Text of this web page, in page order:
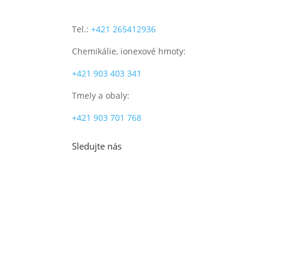
Tel.:+421 265412936
Chemikálie, ionexové hmoty:
+421 903 403 341
Tmely a obaly:
+421 903 701 768
Sledujte nás